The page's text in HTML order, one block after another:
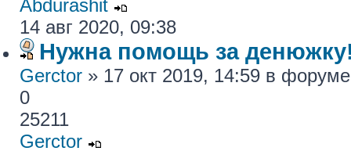
Abdurashit
14 авг 2020, 09:38
Нужна помощь за
Gerctor » 17 окт 2019, 14:59 в
0
25211
Gerctor